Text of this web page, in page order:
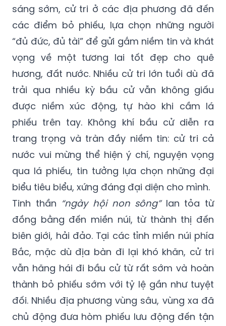
sáng sớm, cử tri ở các địa phương đã đến
các điểm bỏ phiếu, lựa chọn những người
“đủ đức, đủ tài” để gửi gắm niềm tin và khát
vọng về một tương lai tốt đẹp cho quê
hương, đất nước. Nhiều cử tri lớn tuổi dù đã
trải qua nhiều kỳ bầu cử vẫn không giấu
được niềm xúc động, tự hào khi cầm lá
phiếu trên tay. Không khí bầu cử diễn ra
trang trọng và tràn đầy niềm tin: cử tri cả
nước vui mừng thể hiện ý chí, nguyện vọng
qua lá phiếu, tin tưởng lựa chọn những đại
biểu tiêu biểu, xứng đáng đại diện cho mình.
Tinh thần “ngày hội non sông”lan tỏa từ
đồng bằng đến miền núi, từ thành thị đến
biên giới, hải đảo. Tại các tỉnh miền núi phía
Bắc, mặc dù địa bàn đi lại khó khăn, cử tri
vẫn hăng hái đi bầu cử từ rất sớm và hoàn
thành bỏ phiếu sớm với tỷ lệ gần như tuyệt
đối. Nhiều địa phương vùng sâu, vùng xa đã
chủ động đưa hòm phiếu lưu động đến tận